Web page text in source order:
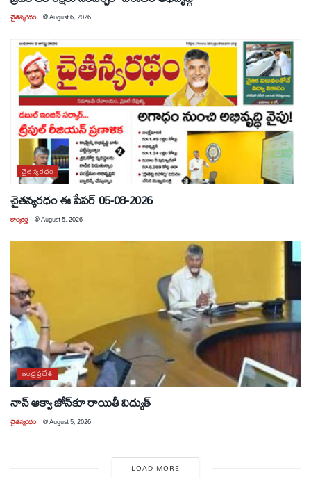
చైతన్యరధం @August 6, 2026
చైతన్యరధం
చైతన్యరధం ఈ పేపర్ 05-08-2026
కార్యకర్త @August 5, 2026
ఆంధ్రప్రదేశ్
నాన్ ఆక్వా జోన్‌కూ రాయితీ విద్యుత్
చైతన్యరధం @August 5, 2026
LOAD MORE